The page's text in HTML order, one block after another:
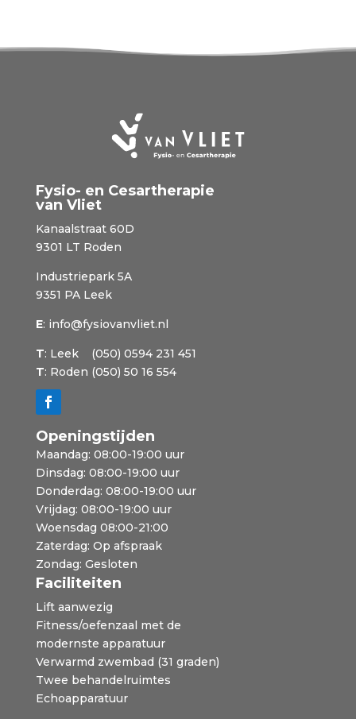
Fysio- en Cesartherapie
van Vliet
Kanaalstraat 60D
9301 LT Roden
Industriepark 5A
9351 PA Leek
E: info@fysiovanvliet.nl
T: Leek (050) 0594 231 451
T: Roden (050) 50 16 554
Openingstijden
Maandag: 08:00-19:00 uur
Dinsdag: 08:00-19:00 uur
Donderdag: 08:00-19:00 uur
Vrijdag: 08:00-19:00 uur
Woensdag 08:00-21:00
Zaterdag: Op afspraak
Zondag: Gesloten
Faciliteiten
Lift aanwezig
Fitness/oefenzaal met de
modernste apparatuur
Verwarmd zwembad (31 graden)
Twee behandelruimtes
Echoapparatuur